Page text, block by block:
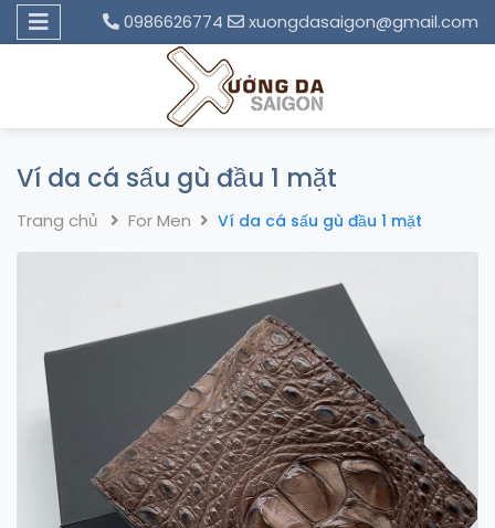
0986626774 xuongdasaigon@gmail.com
Ví da cá sấu gù đầu 1 mặt
Trang chủ For Men Ví da cá sấu gù đầu 1 mặt